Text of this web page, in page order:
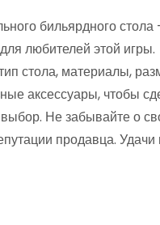
бильярдного стола
любителей этой игры.
стола, материалы,
аксессуары, чтобы
Не забывайте о
продавца. Удачи